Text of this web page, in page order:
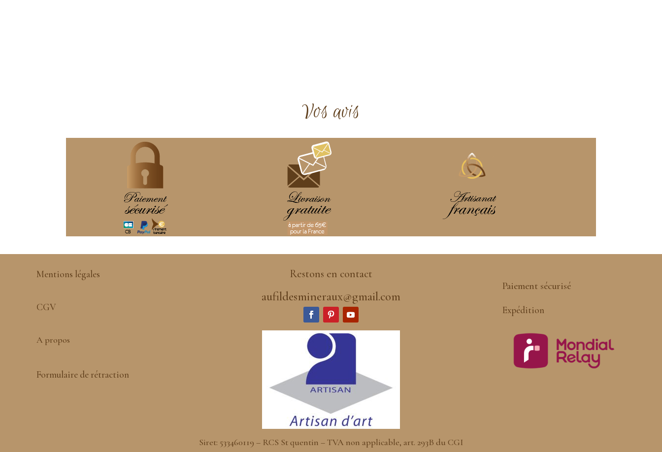
Vos avis
Mentions légales
CGV
A propos
Formulaire de rétraction
Restons en contact
aufildesmineraux@gmail.com
Paiement sécurisé
Expédition
Siret: 533460119 – RCS St quentin – TVA non applicable, art. 293B du CGI